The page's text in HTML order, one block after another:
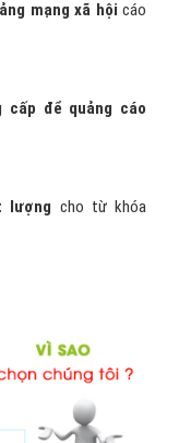
mạng xã hộicáo
cấp để quảng cáo
lượng cho từ khóa